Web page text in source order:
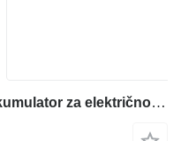
Gruma 48 Volt 4 PzS 620 Ah akumulator za električnog viljuškara